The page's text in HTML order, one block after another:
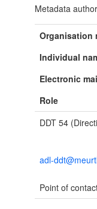
Metadata author
Organisation
Individual
Electronic
Role
DDT 54
adl-
Point of